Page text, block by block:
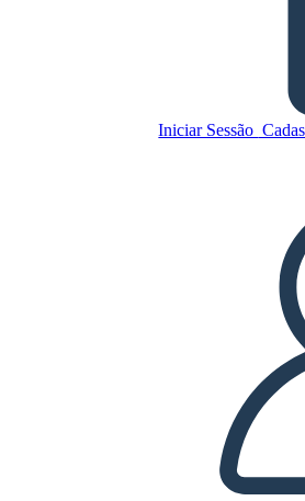
Iniciar Sessão
REPRODUZIR
LEIA